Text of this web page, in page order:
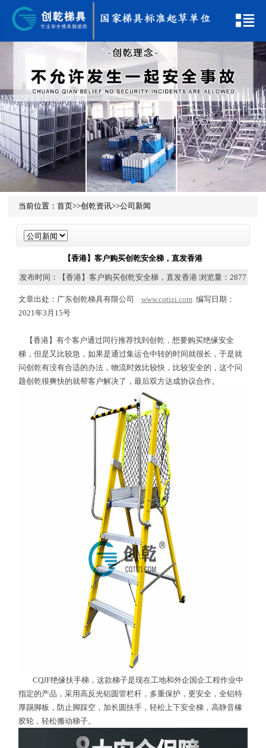
当前位置： 首页>>创乾资讯>>公司新闻
【香港】客户购买创乾安全梯，直发香港
发布时间：【香港】客户购买创乾安全梯，直发香港 浏览量： 2877
文章出处：广东创乾梯具有限公司 www.cqtizi.com 编写日期：
2021年3月15号
【香港】有个客户通过同行推荐找到创乾，想要购买绝缘安全
梯，但是又比较急，如果是通过集运仓中转的时间就很长，于是就
问创乾有没有合适的办法，物流时效比较快，比较安全的，这个问
题创乾很爽快的就帮客户解决了，最后双方达成协议合作。
CQJF绝缘扶手梯，这款梯子是现在工地和外企国企工程作业中
指定的产品，采用高反光铝圆管栏杆，多重保护，更安全，全铝特
厚踢脚板，防止脚踩空，加长圆扶手，轻松上下安全梯，高静音橡
胶轮，轻松搬动梯子。